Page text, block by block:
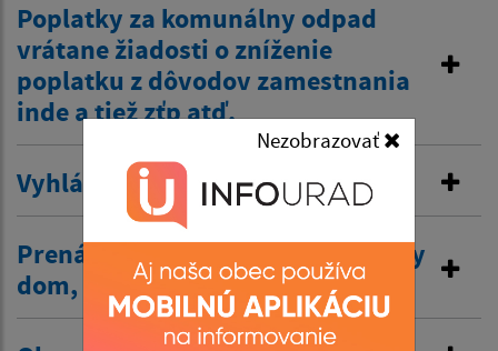
Poplatky za komunálny odpad
vrátane žiadosti o zníženie
poplatku z dôvodov zamestnania
inde a tiež zťp atď.
Vyhlásenie v miestnom rozhlase
Prenájom nehnuteľností /kultúrny
dom, …/
Nezobrazovať